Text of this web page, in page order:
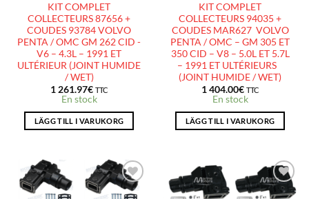
KIT COMPLET
COLLECTEURS 87656 +
COUDES 93784 VOLVO
PENTA / OMC GM 262 CID -
V6 – 4.3L – 1991 ET
ULTÉRIEUR (JOINT HUMIDE
/ WET)
1 261.97€ TTC
En stock
LÄGG TILL I VARUKORG
KIT COMPLET
COLLECTEURS 94035 +
COUDES MAR627 VOLVO
PENTA / OMC – GM 305 ET
350 CID – V8 – 5.0L ET 5.7L
– 1991 ET ULTÉRIEURS
(JOINT HUMIDE / WET)
1 404.00€ TTC
En stock
LÄGG TILL I VARUKORG
AJOUTER
AJOUTER